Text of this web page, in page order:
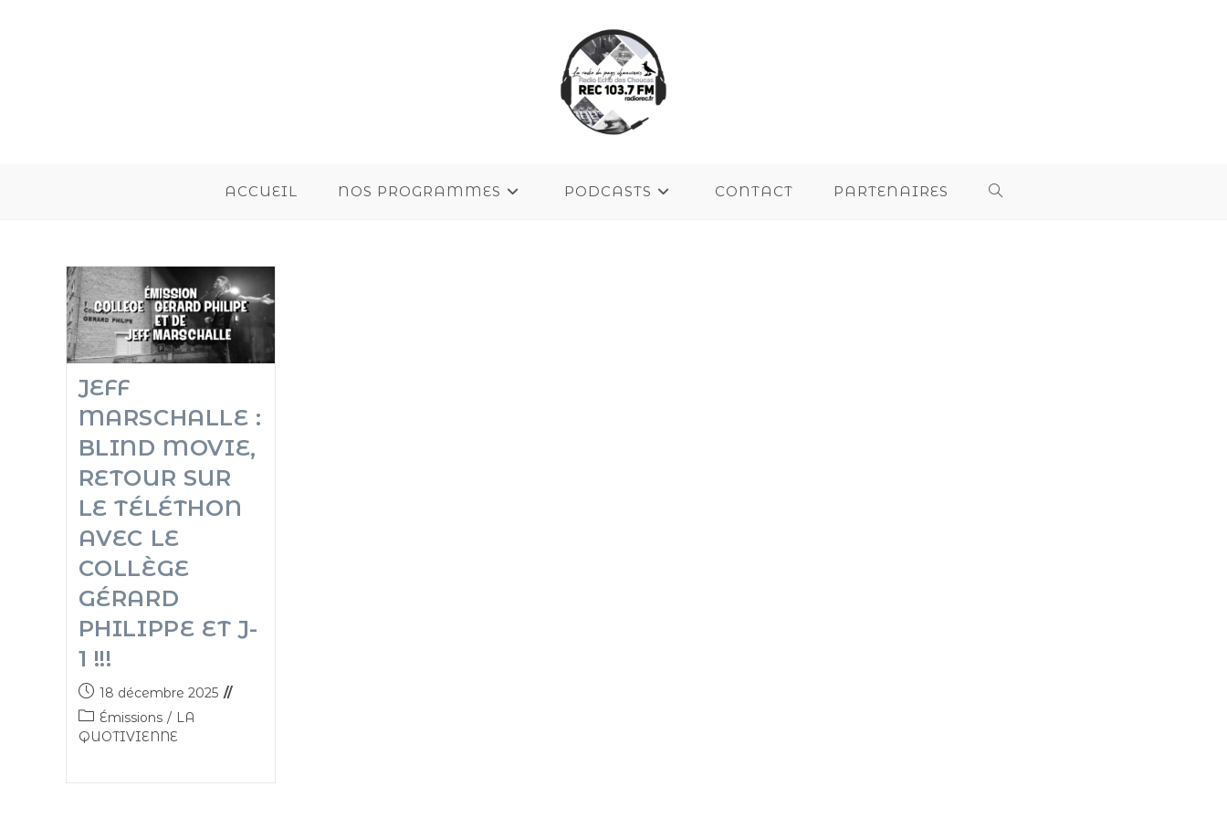
ACCUEIL NOS PROGRAMMES PODCASTS CONTACT PARTENAIRES
JEFF
MARSCHALLE :
BLIND MOVIE,
RETOUR SUR
LE TÉLÉTHON
AVEC LE
COLLÈGE
GÉRARD
PHILIPPE ET J-
1 !!!
18 décembre 2025
Émissions / LA
QUOTIVIENNE